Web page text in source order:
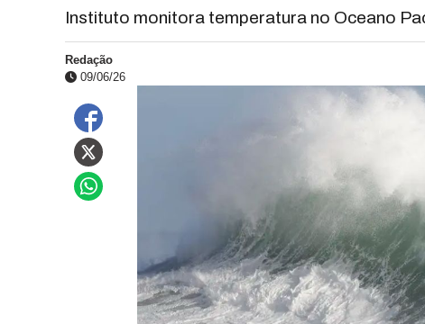
Instituto monitora temperatura no Oceano
Redação
09/06/26